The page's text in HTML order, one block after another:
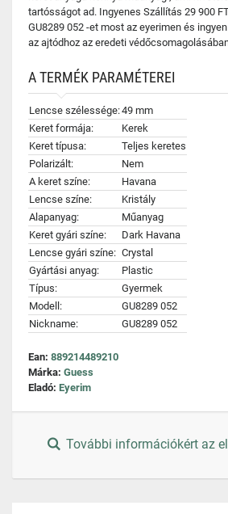
tartósságot ad. Ingyenes Szállítás 29 900
GU8289 052 -et most az eyerimen és
az ajtódhoz az eredeti
A TERMÉK PARAMÉTEREI
Lencse szélessége:49 mm
Keret formája:
Kerek
Keret típusa:
Teljes keretes
Polarizált:
Nem
A keret színe:
Havana
Lencse színe:
Kristály
Alapanyag:
Műanyag
Keret gyári színe:
Dark Havana
Lencse gyári színe: Crystal
Gyártási anyag:
Plastic
Típus:
Gyermek
Modell:
GU8289 052
Nickname:
GU8289 052
Ean: 889214489210
Márka: Guess
Eladó: Eyerim
További információkért az